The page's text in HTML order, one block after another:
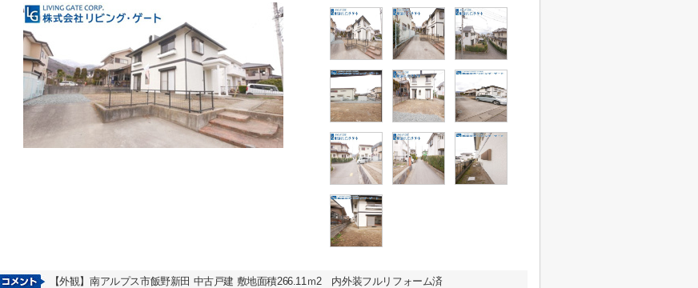
【外観】南アルプス市飯野新田 中古戸建 敷地面積266.11ｍ2 内外装フルリフォーム済